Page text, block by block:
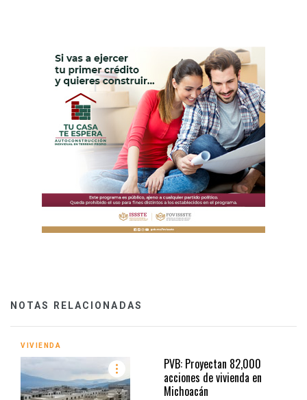
NOTAS RELACIONADAS
VIVIENDA
PVB: Proyectan 82,000
acciones de vivienda en
Michoacán